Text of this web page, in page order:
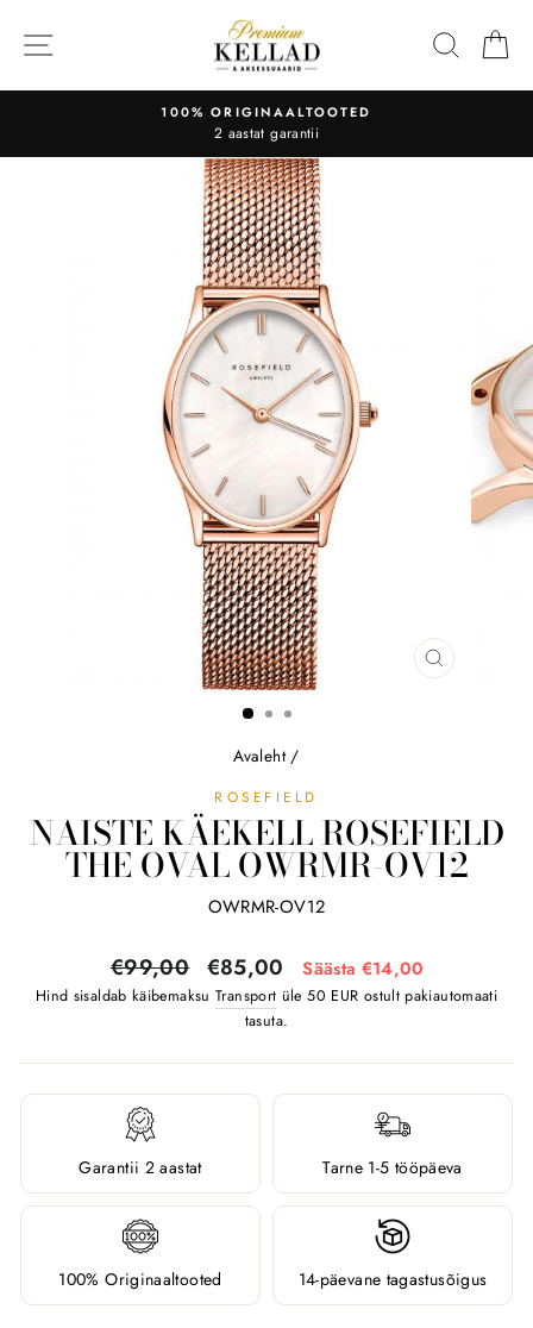
sisu
OTSI
100% ORIGINAALTOOTED
2 aastat garantii
SULGE
Avaleht /
ROSEFIELD
NAISTE KÄEKELL ROSEFIELD
THE OVAL OWRMR-OV12
OWRMR-OV12
Tavahind
€99,00 Soodushind
€85,00 Säästa €14,00
Hind sisaldab käibemaksuTransport üle 50 EUR ostult pakiautomaati
tasuta.
Garantii 2 aastat Tarne 1-5 tööpäeva
100% Originaaltooted 14-päevane tagastusõigus